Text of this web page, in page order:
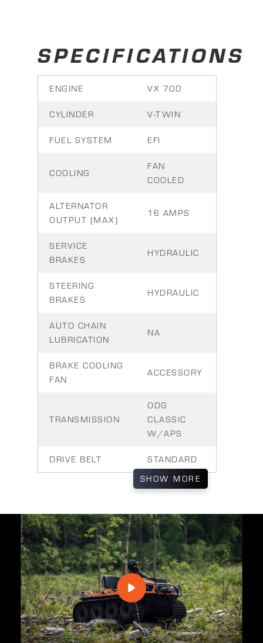
SPECIFICATIONS
ENGINE VX 700
CYLINDER V-TWIN
FUEL SYSTEM EFI
COOLING
FAN
COOLED
ALTERNATOR
OUTPUT (MAX)
16 AMPS
SERVICE
BRAKES
HYDRAULIC
STEERING
BRAKES
HYDRAULIC
AUTO CHAIN
LUBRICATION
NA
BRAKE COOLING
FAN
ACCESSORY
TRANSMISSION
ODG
CLASSIC
W/APS
DRIVE BELT STANDARD
SHOW MORE